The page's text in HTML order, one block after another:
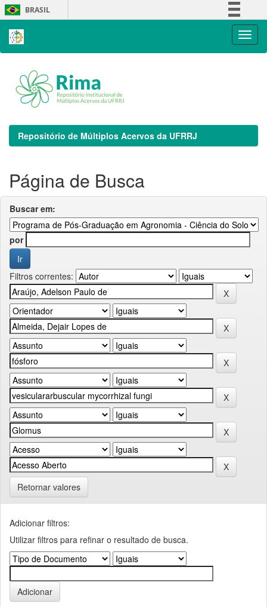
Skip
navigation
BRASIL
Repositório de Múltiplos Acervos da UFRRJ
Página de Busca
Buscar em:
por
Filtros correntes:
Retornar valores
Adicionar filtros:
Utilizar filtros para refinar o resultado de busca.